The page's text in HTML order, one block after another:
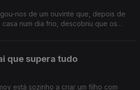
nos de um ouvinte que, depois de
num dia frio, descobriu que os
que supera tudo
está sozinho a criar um filho com